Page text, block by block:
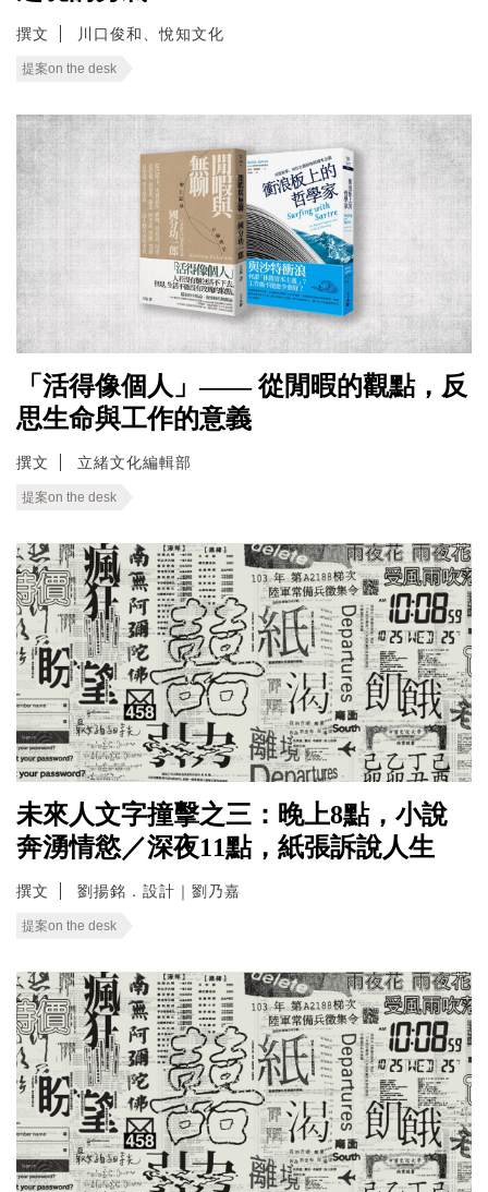
撰文 川口俊和、悅知文化
提案on the desk
「活得像個人」—— 從閒暇的觀點，反
思生命與工作的意義
撰文 立緒文化編輯部
提案on the desk
未來人文字撞擊之三：晚上8點，小說
奔湧情慾／深夜11點，紙張訴說人生
撰文 劉揚銘．設計｜劉乃嘉
提案on the desk